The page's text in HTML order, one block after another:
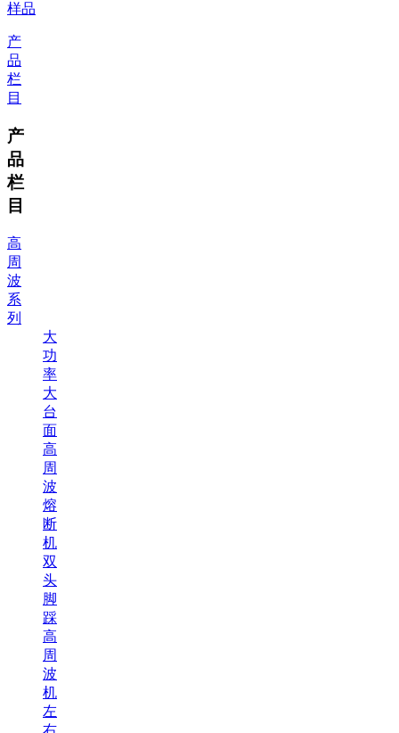
样品
产
品
栏
目
产
品
栏
目
高
周
波
系
列
大
功
率
大
台
面
高
周
波
熔
断
机
双
头
脚
踩
高
周
波
机
左
右